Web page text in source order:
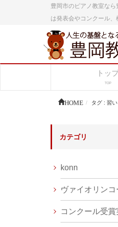
豊岡市のピアノ教室な
は発表会やコンクール
トッ
TOP
HOME タグ : 習い
カテゴリ
konn
ヴァイオリンコ
コンクール受賞